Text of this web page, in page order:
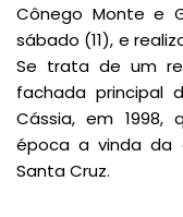
Cônego Monte e
sábado (11), e
Se trata de um
fachada principal
Cássia, em 1998,
época a vinda da
Santa Cruz.